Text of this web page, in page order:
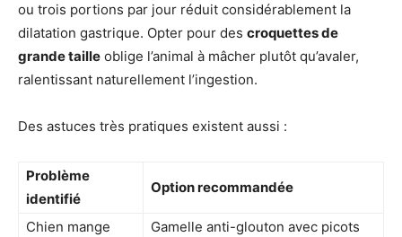
ou trois portions par jour réduit considérablement la
dilatation gastrique. Opter pour des croquettes de
grande taille oblige l’animal à mâcher plutôt qu’avaler,
ralentissant naturellement l’ingestion.
Des astuces très pratiques existent aussi :
Problème
identifié
Option recommandée
Chien mange
Gamelle anti-glouton avec picots